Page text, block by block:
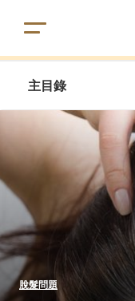
主目錄
脫髮問題